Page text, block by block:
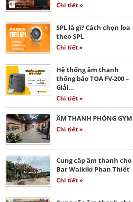
Chi tiết »
SPL là gì? Cách chọn loa
theo SPL
Chi tiết »
Hệ thống âm thanh
thông báo TOA FV-200 –
Giải…
Chi tiết »
ÂM THANH PHÒNG GYM
Chi tiết »
Cung cấp âm thanh cho
Bar Waikiki Phan Thiết
Chi tiết »